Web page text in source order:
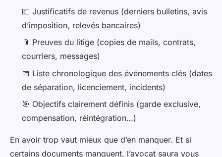
💶 Justificatifs de revenus (derniers bulletins, avis
d’imposition, relevés bancaires)
📎 Preuves du litige (copies de mails, contrats,
courriers, messages)
📅 Liste chronologique des événements clés (dates
de séparation, licenciement, incidents)
🎯 Objectifs clairement définis (garde exclusive,
compensation, réintégration…)
En avoir trop vaut mieux que d’en manquer. Et si
certains documents manquent, l’avocat saura vous